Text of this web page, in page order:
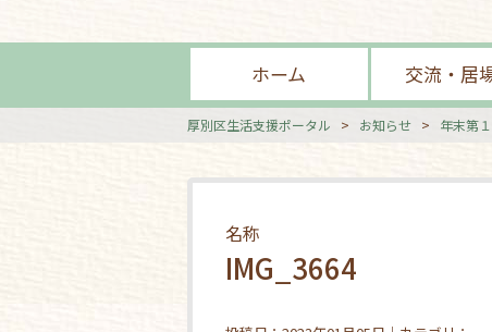
ホーム 交流・居
厚別区生活支援ポータル > お知らせ > 年末第
名称
IMG_3664